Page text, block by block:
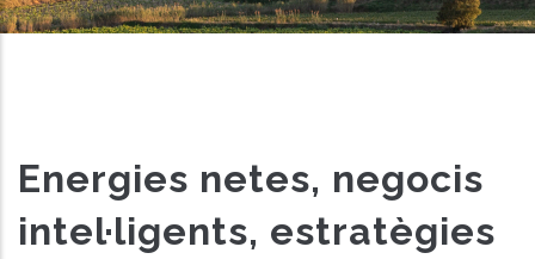
Energies netes, negocis
intel·ligents, estratègies